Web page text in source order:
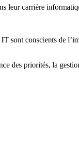
leur carrière
sont conscients de
des priorités, la